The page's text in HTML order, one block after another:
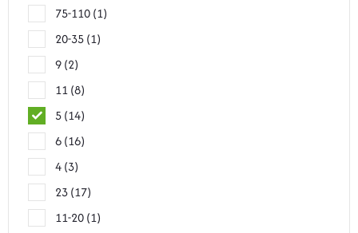
75-110 1
20-35 1
9 2
11 8
5 14
6 16
4 3
23 17
11-20 1